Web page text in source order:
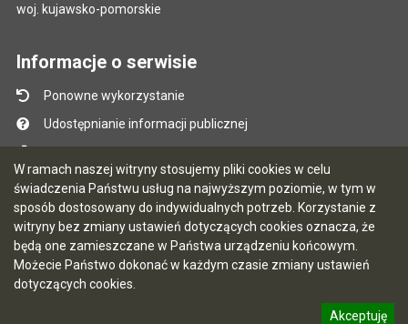
W ramach naszej witryny stosujemy pliki cookies w celu
świadczenia Państwu usług na najwyższym poziomie, w tym w
sposób dostosowany do indywidualnych potrzeb. Korzystanie z
witryny bez zmiany ustawień dotyczących cookies oznacza, że
będą one zamieszczane w Państwa urządzeniu końcowym.
Możecie Państwo dokonać w każdym czasie zmiany ustawień
dotyczących cookies.
Akceptuję
woj. kujawsko-pomorskie
Informacje o serwisie
Ponowne wykorzystanie
Udostępnianie informacji publicznej
Mapa serwisu
Instrukcja obsługi
Statystyki oglądalności
Ostatnio dodane
Ostatnia aktualizacja BIP: 07.08.2026 13:39
CMS i hosting: Logonet Sp. z o.o. w Bydgoszczy